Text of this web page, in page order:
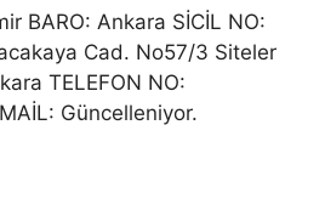
BARO: Ankara SİCİL NO:
Cad. No57/3 Siteler
TELEFON NO:
Güncelleniyor.